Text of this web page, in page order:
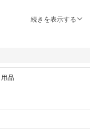
において耐久性が良い仕様
ン生地のお品物です。
いたします。
限り細かく写真を撮らせて
ませ。
へ梱包済みとなります、で
続きを表示する
品